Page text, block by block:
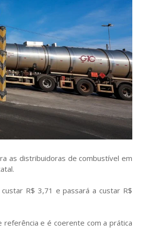
as distribuidoras de combustível em
R$ 3,71 e passará a custar R$
referência e é coerente com a prática